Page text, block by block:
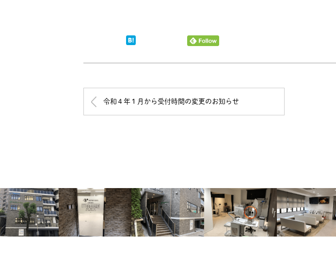
令和４年１月から受付時間の変更のお知らせ